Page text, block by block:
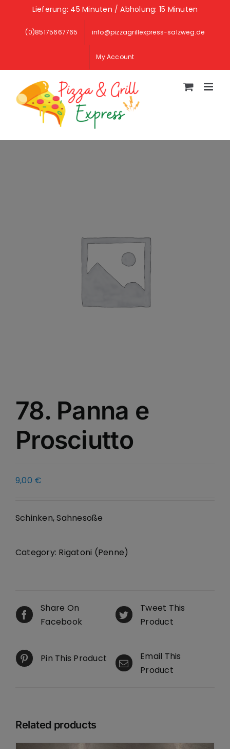
content
Lieferung: 45 Minuten / Abholung: 15 Minuten
(0)85175667765 info@pizzagrillexpress-salzweg.de
My Account
78. Panna e
Prosciutto
9,00 €
Schinken, Sahnesoße
Category: Rigatoni (Penne)
Share On
Facebook
Tweet This
Product
Pin This Product
Email This
Product
Related products